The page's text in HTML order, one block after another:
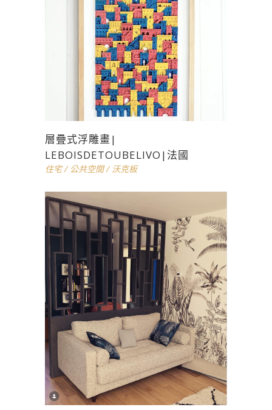
層疊式浮雕畫|
LEBOISDETOUBELIVO|法國
住宅/ 公共空間/ 沃克板